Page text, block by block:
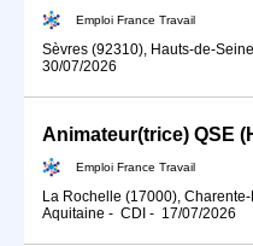
Emploi France Travail
Sèvres (92310), Hauts-de-
30/07/2026
Animateur(trice) QSE
Emploi France Travail
La Rochelle (17000),
Aquitaine - CDI - 17/07/2026